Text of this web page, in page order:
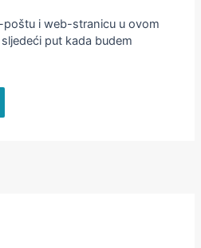
poštu i web-stranicu u ovom
put kada budem